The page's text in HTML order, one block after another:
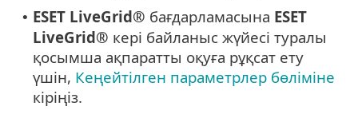
• ESET LiveGrid® бағдарламасына ESET
LiveGrid® кері байланыс жүйесі туралы
қосымша ақпаратты оқуға рұқсат ету
үшін, Кеңейтілген параметрлер бөліміне
кіріңіз.